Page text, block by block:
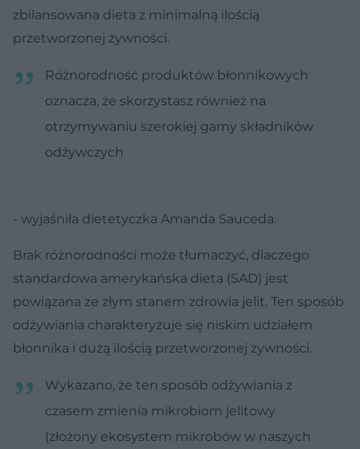
zbilansowana dieta z minimalną ilością
przetworzonej żywności.
Różnorodność produktów błonnikowych
oznacza, że ​​skorzystasz również na
otrzymywaniu szerokiej gamy składników
odżywczych
- wyjaśniła dietetyczka Amanda Sauceda.
Brak różnorodności może tłumaczyć, dlaczego
standardowa amerykańska dieta (SAD) jest
powiązana ze złym stanem zdrowia jelit. Ten sposób
odżywiania charakteryzuje się niskim udziałem
błonnika i dużą ilością przetworzonej żywności.
Wykazano, że ten sposób odżywiania z
czasem zmienia mikrobiom jelitowy
(złożony ekosystem mikrobów w naszych